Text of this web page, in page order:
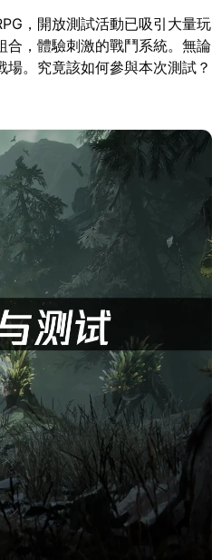
，開放測試活動已吸引大量玩
合，體驗刺激的戰鬥系統。無論
。究竟該如何參與本次測試？